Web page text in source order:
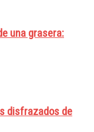
una grasera:
disfrazados de